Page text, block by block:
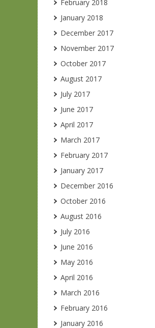
February 2018
January 2018
December 2017
November 2017
October 2017
August 2017
July 2017
June 2017
April 2017
March 2017
February 2017
January 2017
December 2016
October 2016
August 2016
July 2016
June 2016
May 2016
April 2016
March 2016
February 2016
January 2016